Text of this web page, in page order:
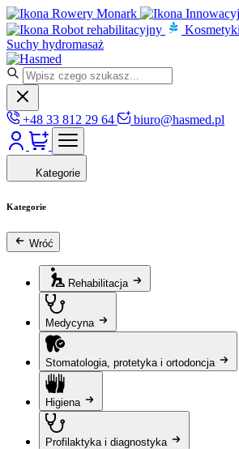
Rowery Monark
Robot rehabilitacyjny
Suchy hydromasaż
+48 33 812 29 64 biuro@hasmed.pl
Kategorie
Kategorie
Wróć
Rehabilitacja
Medycyna
Stomatologia, protetyka i ortodoncja
Higiena
Profilaktyka i diagnostyka